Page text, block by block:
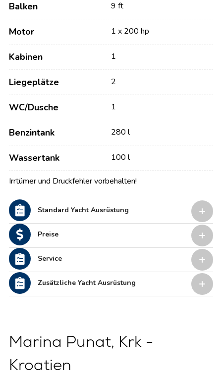
Balken 9 ft
Motor 1 x 200 hp
Kabinen 1
Liegeplätze 2
WC/Dusche 1
Benzintank 280 l
Wassertank 100 l
Irrtümer und Druckfehler vorbehalten!
Standard Yacht Ausrüstung
Preise
Service
Zusätzliche Yacht Ausrüstung
Marina Punat, Krk -
Kroatien